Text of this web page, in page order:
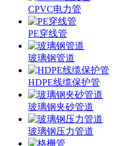
CPVC电力管
PE穿线管
玻璃钢管道
HDPE线缆保护管
玻璃钢夹砂管道
玻璃钢压力管道